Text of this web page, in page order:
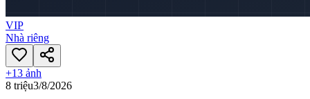
VIP
Nhà riêng
+13 ảnh
8 triệu3/8/2026